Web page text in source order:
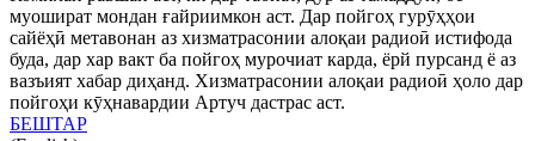
муошират мондан ғайриимкон аст. Дар пойгоҳ гурӯҳҳои
сайёҳӣ метавонан аз хизматрасонии алоқаи радиоӣ истифода
буда, дар хар вакт ба пойгоҳ мурочиат карда, ёрй пурсанд ё аз
вазъият хабар диҳанд. Хизматрасонии алоқаи радиоӣ ҳоло дар
пойгоҳи кӯҳнавардии Артуч дастрас аст.
БЕШТАР